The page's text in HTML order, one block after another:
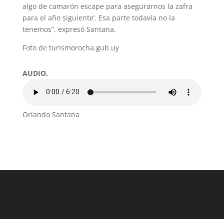
algo de camarón escape para asegurarnos la zafra
para el año siguiente’. Esa parte todavía no la
tenemos”, expresó Santana.
Foto de turismorocha.gub.uy
AUDIO.
Orlando Santana